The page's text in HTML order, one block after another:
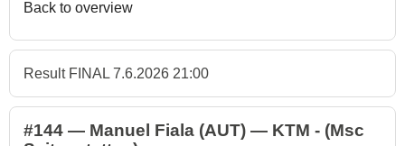
Back to overview
Result FINAL 7.6.2026 21:00
#144 — Manuel Fiala (AUT) — KTM - (Msc